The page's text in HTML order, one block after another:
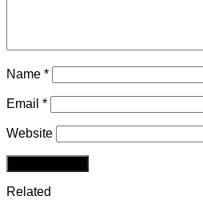
Name *
Email *
Website
Related